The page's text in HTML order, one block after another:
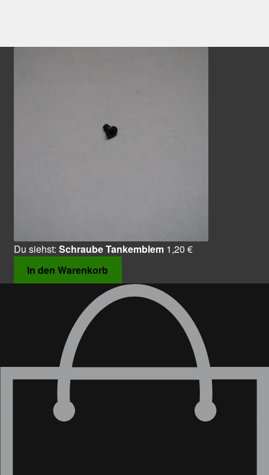
Du siehst: Schraube Tankemblem 1,20 €
In den Warenkorb